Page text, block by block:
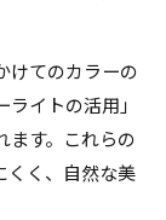
けてのカラーの
イトの活用」
ます。これらの
くく、自然な美